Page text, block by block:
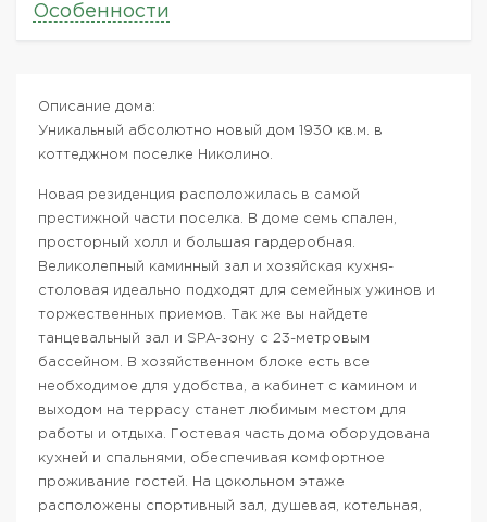
Особенности
Описание дома:
Уникальный абсолютно новый дом 1930 кв.м. в
коттеджном поселке Николино.
Новая резиденция расположилась в самой
престижной части поселка. В доме семь спален,
просторный холл и большая гардеробная.
Великолепный каминный зал и хозяйская кухня-
столовая идеально подходят для семейных ужинов и
торжественных приемов. Так же вы найдете
танцевальный зал и SPA-зону с 23-метровым
бассейном. В хозяйственном блоке есть все
необходимое для удобства, а кабинет с камином и
выходом на террасу станет любимым местом для
работы и отдыха. Гостевая часть дома оборудована
кухней и спальнями, обеспечивая комфортное
проживание гостей. На цокольном этаже
расположены спортивный зал, душевая, котельная,